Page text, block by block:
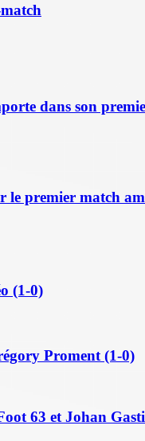
dans son
le premier match
(1-0)
Proment (1-0)
63 et Johan